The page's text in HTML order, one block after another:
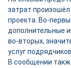
затрат
проекта. Во-
дополнительные
во-вторых,
услуг подрядчиков.
В сообщении